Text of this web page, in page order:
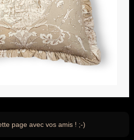
page avec vos amis ! ;-)